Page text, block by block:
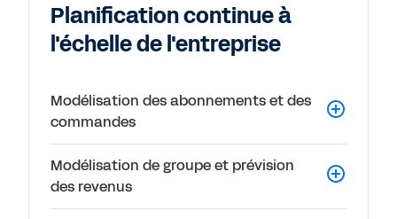
Planification continue à
l'échelle de l'entreprise
Modélisation des abonnements et des
commandes
Modélisation de groupe et prévision
des revenus